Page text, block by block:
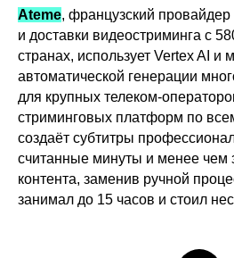
Ateme, французский
и доставки видеостриминга с
странах, использует Vertex AI и
автоматической генерации
для крупных телеком-
стриминговых платформ по
создаёт субтитры
считанные минуты и менее чем
контента, заменив ручной
занимал до 15 часов и стоил